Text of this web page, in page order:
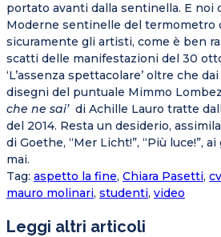
portato avanti dalla sentinella. E noi
Moderne sentinelle del termometro
sicuramente gli artisti, come è ben
scatti delle manifestazioni del 30
‘L’assenza spettacolare’ oltre che
disegni del puntuale Mimmo
che ne sai’ di Achille Lauro tratte
del 2014. Resta un desiderio,
di Goethe, “Mer Licht!”, “Più luce!”,
mai.
Tag: aspetto la fine, Chiara Pasetti,
mauro molinari, studenti, video
Leggi altri articoli